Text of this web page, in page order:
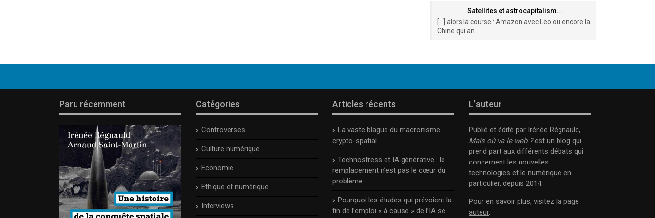
Satellites et astrocapitalism...
[…] alors la course : Amazon avec Leo ou encore la
Chine qui an...
Paru récemment Catégories
Controverses
Culture numérique
Economie
Ethique et numérique
Interviews
Articles récents
La vaste blague du macronisme
crypto-spatial
Technostress et IA générative : le
remplacement n’est pas le cœur du
problème
Pourquoi les études qui prévoient la
fin de l’emploi « à cause » de l’IA se
L’auteur
Publié et édité par Irénée Régnauld,
Mais où va le web ?est un blog qui
prend part aux différents débats qui
concernent les nouvelles
technologies et le numérique en
particulier, depuis 2014.
Pour en savoir plus, visitez la page
auteur.